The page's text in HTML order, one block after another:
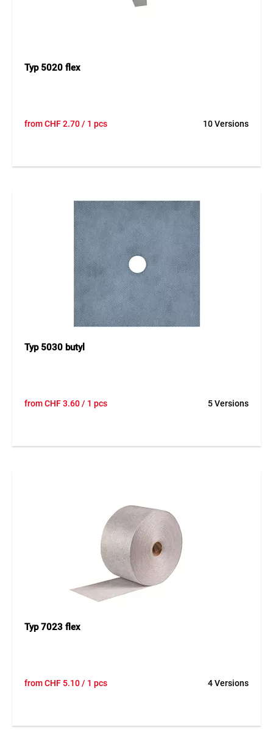
Typ 5020 flex
fromCHF2.70/ 1 pcs 10 Versions
Typ 5030 butyl
fromCHF3.60/ 1 pcs 5 Versions
Typ 7023 flex
fromCHF 5.10/ 1 pcs 4 Versions